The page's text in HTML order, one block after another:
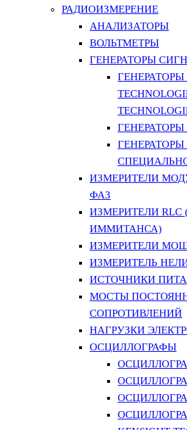
РАДИОИЗМЕРЕНИЕ
АНАЛИЗАТОРЫ
ВОЛЬТМЕТРЫ
ГЕНЕРАТОРЫ
ГЕНЕРАТОРЫ
ИЗМЕРИТЕЛИ
ФАЗ
ИЗМЕРИТЕЛИ
ИММИТАНСА)
ИЗМЕРИТЕЛИ
ИЗМЕРИТЕЛЬ
ИСТОЧНИКИ
МОСТЫ
СОПРОТИВЛЕНИЙ
НАГРУЗКИ
ОСЦИЛЛОГРАФЫ